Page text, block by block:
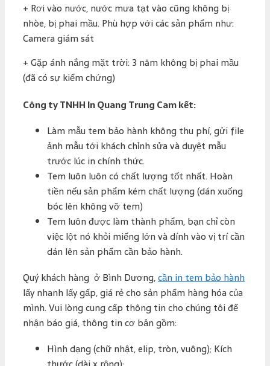
+ Rơi vào nước, nước mưa tạt vào cũng không bị
nhòe, bị phai mầu. Phù hợp với các sản phẩm như:
Camera giám sát
+ Gặp ánh nắng mặt trời: 3 năm không bị phai mầu
(đã có sự kiểm chứng)
Công ty TNHH In Quang Trung Cam kết:
Làm mẫu tem bảo hành không thu phí, gửi file
ảnh mẫu tới khách chỉnh sửa và duyệt mẫu
trước lúc in chính thức.
Tem luôn luôn có chất lượng tốt nhất. Hoàn
tiền nếu sản phẩm kém chất lượng (dán xuống
bóc lên không vỡ tem)
Tem luôn được làm thành phẩm, bạn chỉ còn
việc lột nó khỏi miếng lớn và dính vào vị trí cần
dán lên sản phẩm cần bảo hành.
Quý khách hàng ở Bình Dương,cần in tem bảo hành
lấy nhanh lấy gấp, giá rẻ cho sản phẩm hàng hóa của
mình. Vui lòng cung cấp thông tin cho chúng tôi để
nhận báo giá, thông tin cơ bản gồm:
Hình dạng (chữ nhật, elip, tròn, vuông); Kích